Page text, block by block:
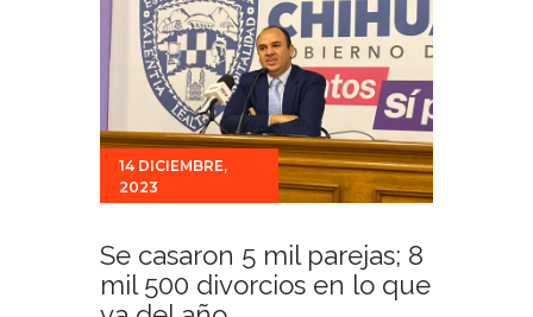
Eventos
Promociones
Noticias
Para ti
Contacto
14 DICIEMBRE,
2023
Se casaron 5 mil parejas; 8
mil 500 divorcios en lo que